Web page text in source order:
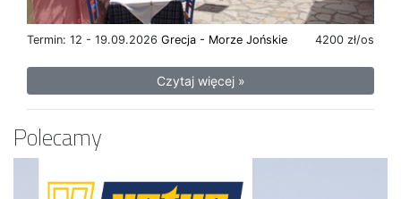
Termin: 12 - 19.09.2026 4200 zł/os
Grecja - Morze Jońskie
Czytaj więcej »
Polecamy